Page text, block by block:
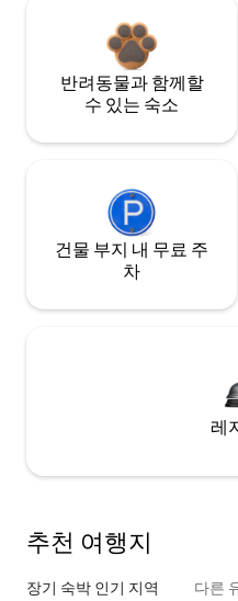
반려동물과 함께할
수 있는 숙소
건물 부지 내 무료 주
차
레
추천 여행지
장기 숙박 인기 지역 다른